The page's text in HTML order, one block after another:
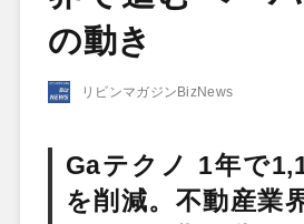
の動き
リビンマガジンBizNews
Gaテクノ 1年で
を削減。不動産業